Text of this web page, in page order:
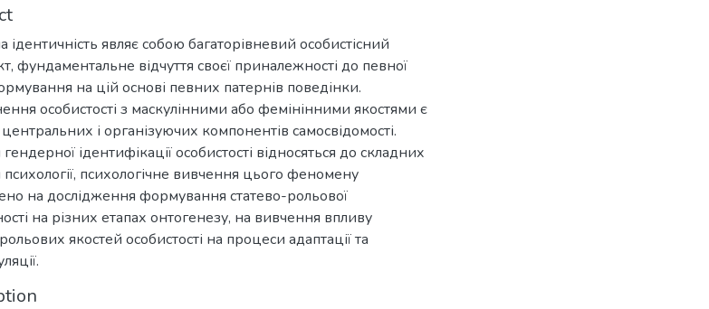
ідентичність являє собою багаторівневий особистісний
фундаментальне відчуття своєї приналежності до певної
на цій основі певних патернів поведінки.
особистості з маскулінними або фемінінними якостями є
і організуючих компонентів самосвідомості.
ідентифікації особистості відносяться до складних
психологічне вивчення цього феномену
на дослідження формування статево-рольової
на різних етапах онтогенезу, на вивчення впливу
якостей особистості на процеси адаптації та